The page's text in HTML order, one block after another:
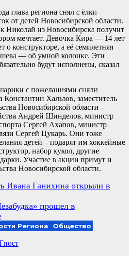
глава региона снял с ёлки
от детей Новосибирской области.
Николай из Новосибирска получит
мечтает. Девочка Кира — 14 лет
конструкторе, а её семилетняя
— об умной колонке. Эти
будут исполнены, сказал
с пожеланиями сняли
Константин Хальзов, заместитель
Новосибирской области –
Андрей Шинделов, министр
Сергей Ахапов, министр
Сергей Цукарь. Они тоже
детей – подарят им хоккейные
набор кукол, другие
Участие в акции примут и
Новосибирской области.
Ивана Ганихина открыли в
прошел в
Региона
Общество